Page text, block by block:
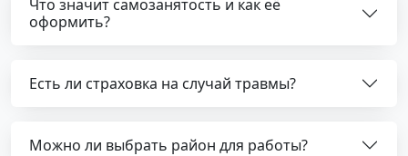
Что значит самозанятость и как её
оформить?
Есть ли страховка на случай травмы?
Можно ли выбрать район для работы?